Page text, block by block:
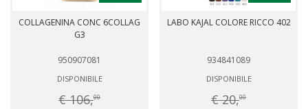
COLLAGENINA CONC 6COLLAG
G3
950907081
DISPONIBILE
€ 106,00
LABO KAJAL COLORE RICCO 402
934841089
DISPONIBILE
€ 20,00